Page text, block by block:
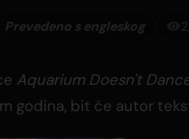
Prevedeno s engleskog
Aquarium Doesn't
godina, bit će autor